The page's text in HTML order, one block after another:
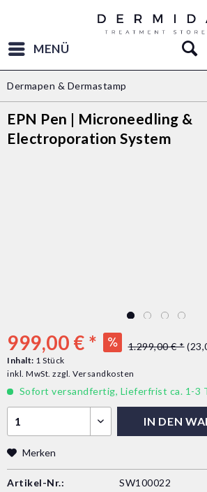
MENÜ
Dermapen & Dermastamp
EPN Pen | Microneedling &
Electroporation System
999,00 € * 1.299,00 € *
Inhalt: 1 Stück
inkl. MwSt. zzgl. Versandkosten
Sofort versandfertig, Lieferfrist ca. 1-3
IN DEN
Merken
Artikel-Nr.: SW100022